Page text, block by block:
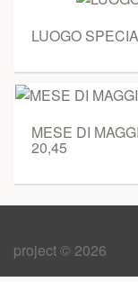
LUOGO
MESE DI
20,45
project © 2026